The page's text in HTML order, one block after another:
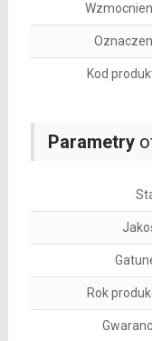
Parametry
Rok
Kod